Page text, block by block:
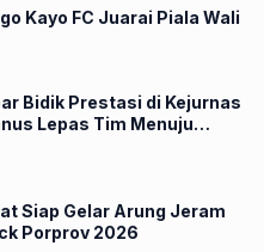
Kayo FC Juarai Piala Wali
Bidik Prestasi di Kejurnas
Lepas Tim Menuju
Siap Gelar Arung Jeram
Porprov 2026